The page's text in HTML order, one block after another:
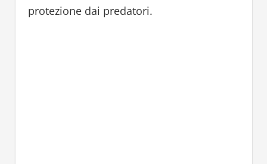
protezione dai predatori.